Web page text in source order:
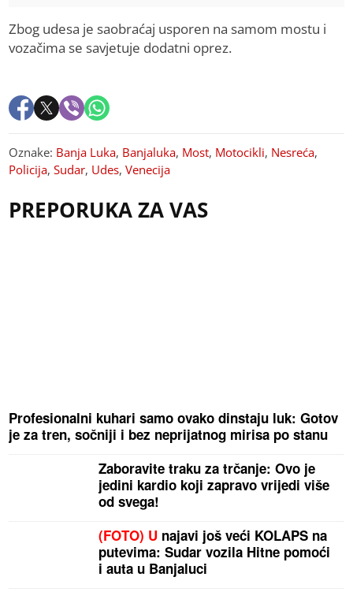
Zbog udesa je saobraćaj usporen na samom mostu i
vozačima se savjetuje dodatni oprez.
Oznake: Banja Luka, Banjaluka, Most, Motocikli, Nesreća,
Policija,Sudar, Udes,Venecija
PREPORUKA ZA VAS
Profesionalni kuhari samo ovako dinstaju luk: Gotov
je za tren, sočniji i bez neprijatnog mirisa po stanu
Zaboravite traku za trčanje: Ovo je
jedini kardio koji zapravo vrijedi više
od svega!
(FOTO) U najavi još veći KOLAPS na
putevima: Sudar vozila Hitne pomoći
i auta u Banjaluci